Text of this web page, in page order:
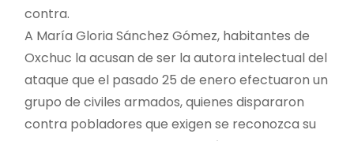
contra.
A María Gloria Sánchez Gómez, habitantes de
Oxchuc la acusan de ser la autora intelectual del
ataque que el pasado 25 de enero efectuaron un
grupo de civiles armados, quienes dispararon
contra pobladores que exigen se reconozca su